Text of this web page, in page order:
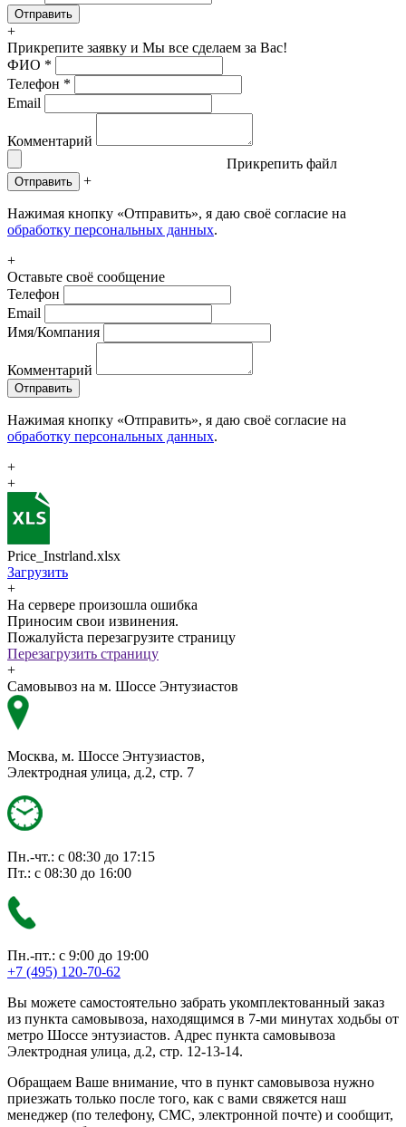
+
Прикрепите заявку и Мы все сделаем за Вас!
ФИО *
Телефон *
Email
Комментарий
Прикрепить файл
Отправить +
Нажимая кнопку «Отправить», я даю своё согласие на
обработку персональных данных.
+
Оставьте своё сообщение
Телефон
Email
Имя/Компания
Комментарий
Отправить
Нажимая кнопку «Отправить», я даю своё согласие на
обработку персональных данных.
+
+
Price_Instrland.xlsx
Загрузить
+
На сервере произошла ошибка
Приносим свои извинения.
Пожалуйста перезагрузите страницу
Перезагрузить страницу
+
Самовывоз на м. Шоссе Энтузиастов
Москва, м. Шоссе Энтузиастов,
Электродная улица, д.2, стр. 7
Пн.-чт.: с 08:30 до 17:15
Пт.: с 08:30 до 16:00
Пн.-пт.: с 9:00 до 19:00
+7 (495) 120-70-62
Вы можете самостоятельно забрать укомплектованный заказ
из пункта самовывоза, находящимся в 7-ми минутах ходьбы от
метро Шоссе энтузиастов. Адрес пункта самовывоза
Электродная улица, д.2, стр. 12-13-14.
Обращаем Ваше внимание, что в пункт самовывоза нужно
приезжать только после того, как с вами свяжется наш
менеджер (по телефону, СМС, электронной почте) и сообщит,